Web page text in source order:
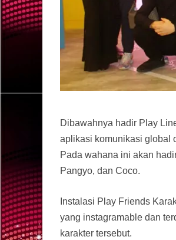
Dibawahnya hadir Play
aplikasi komunikasi global
Pada wahana ini akan
Pangyo, dan Coco.
Instalasi Play Friends
yang instagramable dan
karakter tersebut.